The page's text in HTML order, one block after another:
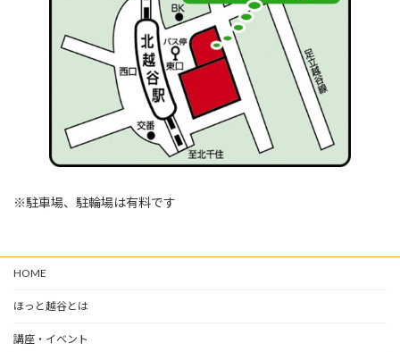
※駐車場、駐輪場は有料です
HOME
ほっと越谷とは
講座・イベント